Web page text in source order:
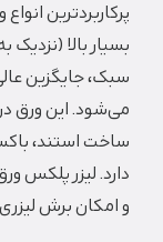
انواع ورق
بسیار
جایگزین عالی برای
این ورق در صنایع
استند، باکس و
لیزر پلکس ورق‌های
برش لیزری